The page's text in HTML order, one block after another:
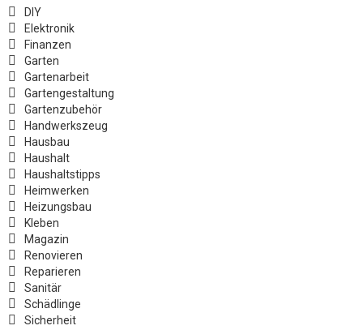
DIY
Elektronik
Finanzen
Garten
Gartenarbeit
Gartengestaltung
Gartenzubehör
Handwerkszeug
Hausbau
Haushalt
Haushaltstipps
Heimwerken
Heizungsbau
Kleben
Magazin
Renovieren
Reparieren
Sanitär
Schädlinge
Sicherheit